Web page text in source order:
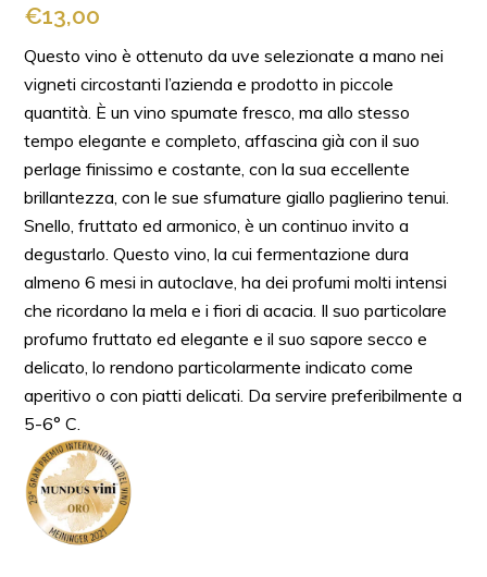
€13,00
Questo vino è ottenuto da uve selezionate a mano nei
vigneti circostanti l’azienda e prodotto in piccole
quantità. È un vino spumate fresco, ma allo stesso
tempo elegante e completo, affascina già con il suo
perlage finissimo e costante, con la sua eccellente
brillantezza, con le sue sfumature giallo paglierino tenui.
Snello, fruttato ed armonico, è un continuo invito a
degustarlo. Questo vino, la cui fermentazione dura
almeno 6 mesi in autoclave, ha dei profumi molti intensi
che ricordano la mela e i fiori di acacia. Il suo particolare
profumo fruttato ed elegante e il suo sapore secco e
delicato, lo rendono particolarmente indicato come
aperitivo o con piatti delicati. Da servire preferibilmente a
5-6° C.